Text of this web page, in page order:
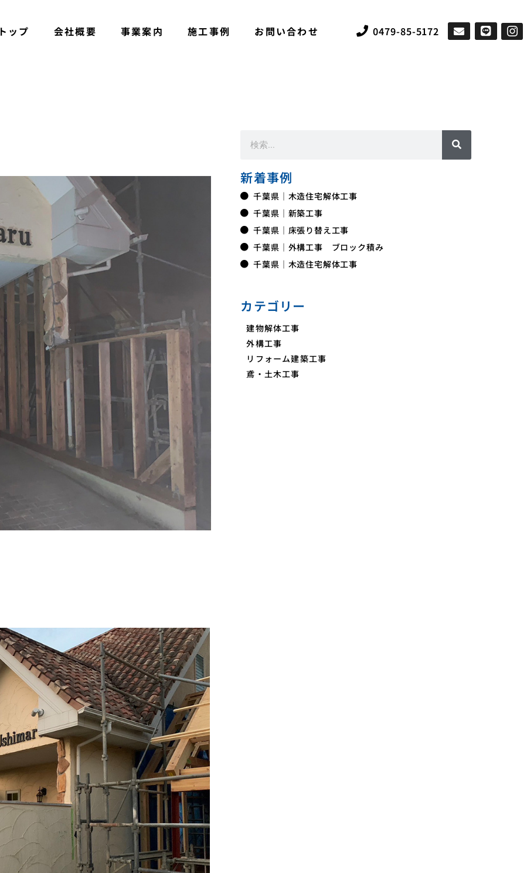
トップ 会社概要 事業案内 施工事例 お問い合わせ 0479-85-5172
新着事例
千葉県｜木造住宅解体工事
千葉県｜新築工事
千葉県｜床張り替え工事
千葉県｜外構工事 ブロック積み
千葉県｜木造住宅解体工事
カテゴリー
建物解体工事
外構工事
リフォーム建築工事
鳶・土木工事